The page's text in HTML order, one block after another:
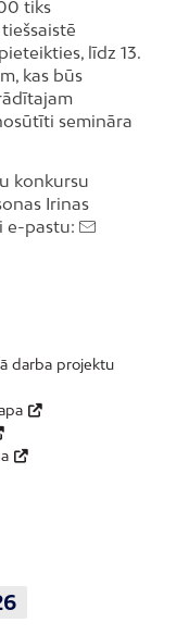
tiks
līdz 13.
kas būs
semināra
konkursu
Irinas
e-pastu:
darba projektu